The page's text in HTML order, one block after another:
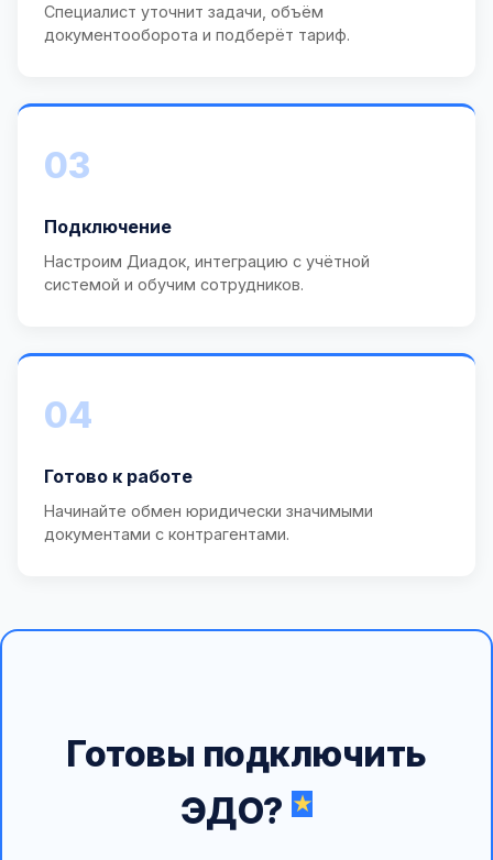
Специалист уточнит задачи, объём
документооборота и подберёт тариф.
03
Подключение
Настроим Диадок, интеграцию с учётной
системой и обучим сотрудников.
04
Готово к работе
Начинайте обмен юридически значимыми
документами с контрагентами.
Готовы подключить
ЭДО?